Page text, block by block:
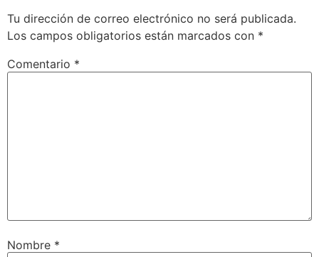
Tu dirección de correo electrónico no será publicada.
Los campos obligatorios están marcados con *
Comentario *
Nombre *